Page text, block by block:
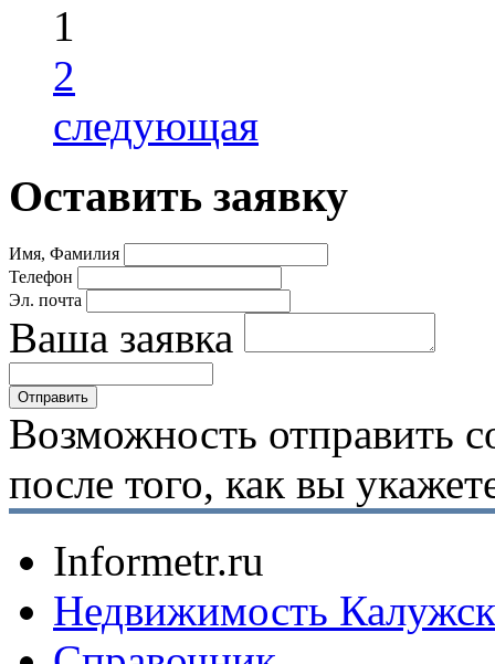
1
2
следующая
Оставить заявку
Имя, Фамилия
Телефон
Эл. почта
Ваша заявка
Возможность отправить
после того, как вы
Informetr.ru
Недвижимость